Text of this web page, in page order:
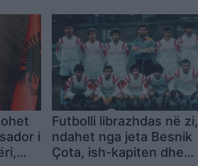
drejtuesi
i
Futbolli librazhdas në zi,
ndahet nga jeta Besnik
Çota, ish-kapiten dhe